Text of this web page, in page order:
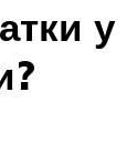
у